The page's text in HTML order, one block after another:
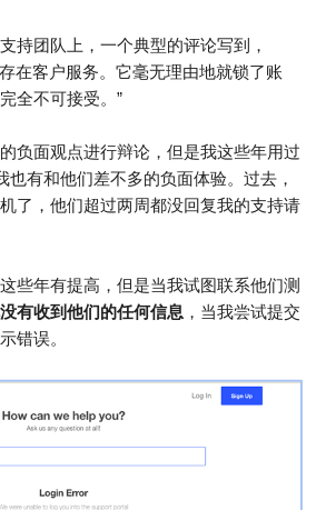
持团队上，一个典型的评论写到，
在客户服务。它毫无理由地就锁了账
全不可接受。”
负面观点进行辩论，但是我这些年用过
也有和他们差不多的负面体验。过去，
了，他们超过两周都没回复我的支持请
些年有提高，但是当我试图联系他们测
有收到他们的任何信息 ，当我尝试提交
错误。